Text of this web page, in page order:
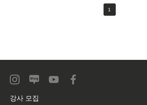
1
강사 모집